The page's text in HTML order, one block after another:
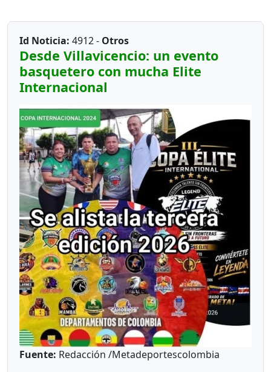
Id Noticia: 4912 - Otros
Desde Villavicencio: un evento
basquetero con mucha Elite
Internacional
Fuente: Redacción /Metadeportescolombia